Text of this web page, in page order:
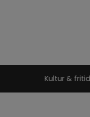
Kultur & fritid